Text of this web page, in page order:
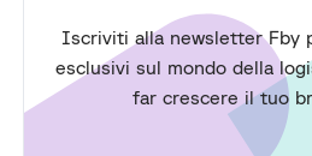
Iscriviti alla newsletter Fby
esclusivi sul mondo della
far crescere il tuo